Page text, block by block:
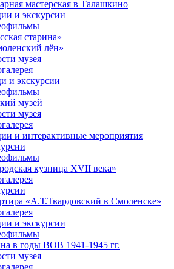
мастерская в Талашкино
и экскурсии
старина»
лён»
музея
и экскурсии
музей
музея
и интерактивные мероприятия
кузница XVII века»
«А.Т.Твардовский в Смоленске»
и экскурсии
в годы ВОВ 1941-1945 гг.
музея